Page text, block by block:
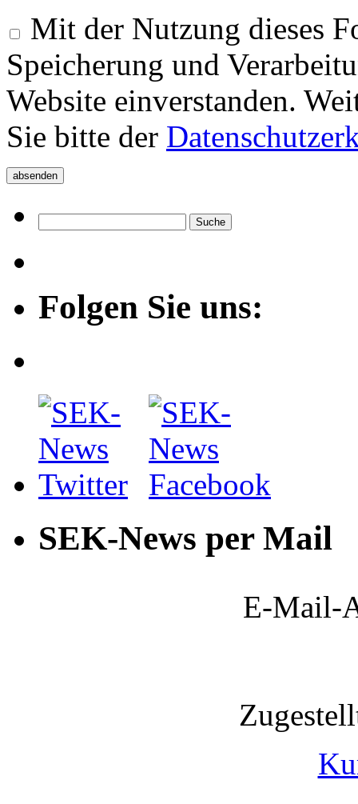
Mit der Nutzung dieses
Speicherung und
Website einverstanden.
Sie bitte der
Folgen Sie uns:
SEK-News per Mail
E-Mail-